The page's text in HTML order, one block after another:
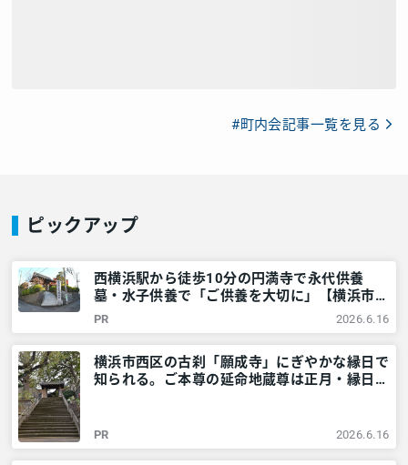
#町内会記事一覧を見る
ピックアップ
西横浜駅から徒歩10分の円満寺で永代供養
墓・水子供養で「ご供養を大切に」【横浜市西
区】 – 神奈川・東京多摩のご近所情報 – レア
リア
PR 2026.6.16
横浜市西区の古刹「願成寺」にぎやかな縁日で
知られる。ご本尊の延命地蔵尊は正月・縁日に
PR 2026.6.16